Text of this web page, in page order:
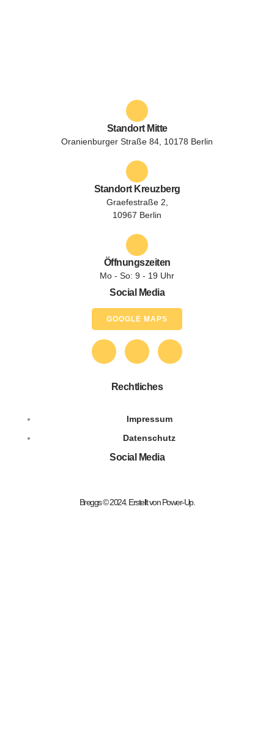
Standort Mitte
Oranienburger Straße 84, 10178 Berlin
Standort Kreuzberg
Graefestraße 2,
10967 Berlin
Öffnungszeiten
Mo - So: 9 - 19 Uhr
Social Media
GOOGLE MAPS
Rechtliches
Impressum
Datenschutz
Social Media
Breggs © 2024. Erstellt vonPower-Up.